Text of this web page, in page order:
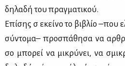
δη­λα­δή του πραγ­μα­τι­κού.
Επί­σης σ ᾽ε­κεί­νο το βι­βλίο
σύ­ντο­μα– προ­σπά­θη­σα να
σο μπο­ρεί να μι­κρύ­νει, να